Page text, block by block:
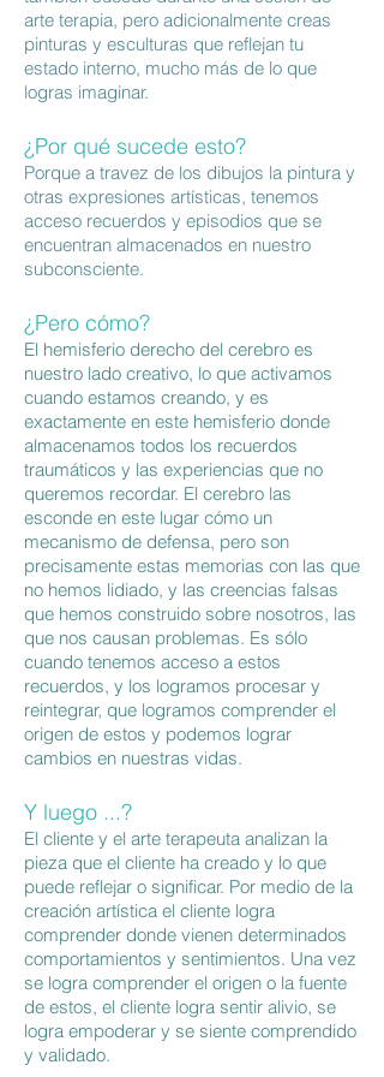
arte terapia, pero adicionalmente creas
pinturas y esculturas que reflejan tu
estado interno, mucho más de lo que
logras imaginar.
¿Por qué sucede esto?
Porque a travez de los dibujos la pintura y
otras expresiones artísticas, tenemos
acceso recuerdos y episodios que se
encuentran almacenados en nuestro
subconsciente.
¿Pero cómo?
El hemisferio derecho del cerebro es
nuestro lado creativo, lo que activamos
cuando estamos creando, y es
exactamente en este hemisferio donde
almacenamos todos los recuerdos
traumáticos y las experiencias que no
queremos recordar. El cerebro las
esconde en este lugar cómo un
mecanismo de defensa, pero son
precisamente estas memorias con las que
no hemos lidiado, y las creencias falsas
que hemos construido sobre nosotros, las
que nos causan problemas. Es sólo
cuando tenemos acceso a estos
recuerdos, y los logramos procesar y
reintegrar, que logramos comprender el
origen de estos y podemos lograr
cambios en nuestras vidas.
Y luego ...?
El cliente y el arte terapeuta analizan la
pieza que el cliente ha creado y lo que
puede reflejar o significar. Por medio de la
creación artística el cliente logra
comprender donde vienen determinados
comportamientos y sentimientos. Una vez
se logra comprender el origen o la fuente
de estos, el cliente logra sentir alivio, se
logra empoderar y se siente comprendido
y validado.